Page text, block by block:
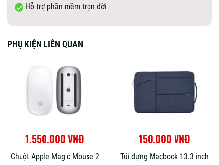
Hỗ trợ phần mềm trọn đời
PHỤ KIỆN LIÊN QUAN
1.550.000 VNĐ
Chuột Apple Magic Mouse 2
150.000 VNĐ
Túi đựng Macbook 13.3 inch